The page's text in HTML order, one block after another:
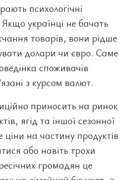
психологічні
українці не бачать
товарів, вони рідше
долари чи євро. Саме
споживачів
з курсом валют.
приносить на ринок
ягід та іншої сезонної
ціни на частину продуктів
або навіть трохи
громадян це